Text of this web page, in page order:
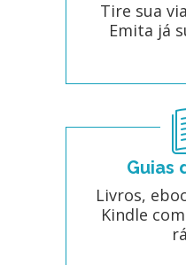
Tire sua
Emita já
Guias
Livros,
Kindle